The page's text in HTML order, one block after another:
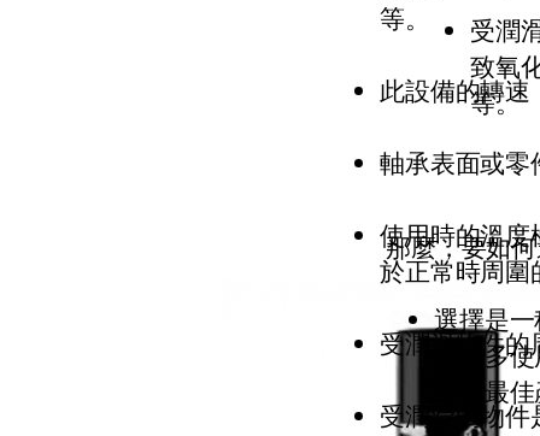
受潤
致氧
等。
等。
此設備的轉
軸承表面或零
使用時的溫度
於正常時周圍
受潤滑物件
受潤滑的物
那麼，要如
選擇是
握愈多
選擇最